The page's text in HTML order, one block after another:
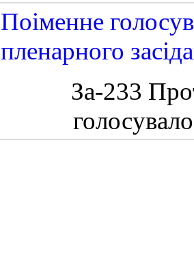
Поіменне
пленарного
За-233